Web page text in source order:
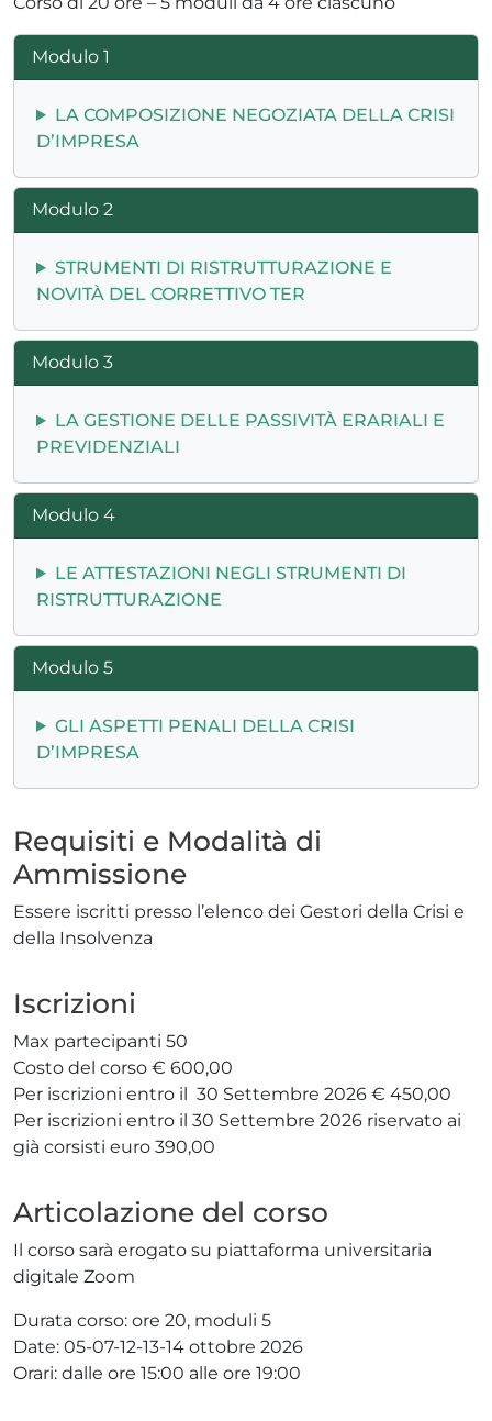
Modulo 1
LA COMPOSIZIONE NEGOZIATA DELLA CRISI
D’IMPRESA
Modulo 2
STRUMENTI DI RISTRUTTURAZIONE E
NOVITÀ DEL CORRETTIVO TER
Modulo 3
LA GESTIONE DELLE PASSIVITÀ ERARIALI E
PREVIDENZIALI
Modulo 4
LE ATTESTAZIONI NEGLI STRUMENTI DI
RISTRUTTURAZIONE
Modulo 5
GLI ASPETTI PENALI DELLA CRISI
D’IMPRESA
Requisiti e Modalità di
Ammissione
Essere iscritti presso l’elenco dei Gestori della Crisi e
della Insolvenza
Iscrizioni
Max partecipanti 50
Costo del corso € 600,00
Per iscrizioni entro il 30 Settembre 2026 € 450,00
Per iscrizioni entro il 30 Settembre 2026 riservato ai
già corsisti euro 390,00
Articolazione del corso
Il corso sarà erogato su piattaforma universitaria
digitale Zoom
Durata corso: ore 20, moduli 5
Date: 05-07-12-13-14 ottobre 2026
Orari: dalle ore 15:00 alle ore 19:00